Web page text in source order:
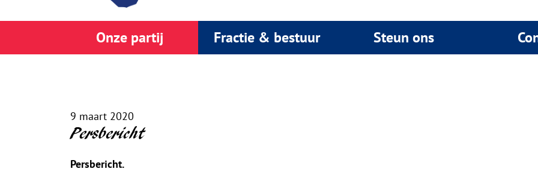
Onze partij Fractie & bestuur Steun ons
9 maart 2020
Persbericht
Persbericht.